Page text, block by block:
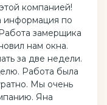
компанией!
информация по
замерщика
нам окна.
за две недели.
Работа была
Мы очень
Яна